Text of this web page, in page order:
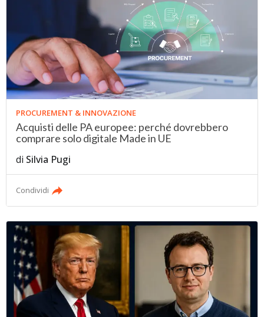
PROCUREMENT & INNOVAZIONE
Acquisti delle PA europee: perché dovrebbero
comprare solo digitale Made in UE
di Silvia Pugi
Condividi